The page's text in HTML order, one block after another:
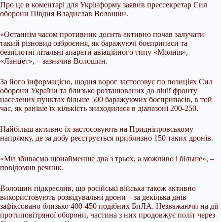
Про це в коментарі для Укрінформу заявив прессекретар Сил
оборони Півдня Владислав Волошин.
«Останнім часом противник досить активно почав залучати
такий різновид озброєння, як баражуючі боєприпаси та
безпілотні літальні апарати авіаційного типу «Молнія»,
«Ланцет», – зазначив Волошин.
За його інформацією, щодня ворог застосовує по позиціях Сил
оборони України та близько розташованих до лінії фронту
населених пунктах більше 500 баражуючих боєприпасів, в той
час, як раніше їх кількість знаходилася в діапазоні 200-250.
Найбільш активно їх застосовують на Придніпровському
напрямку, де за добу реєструється приблизно 150 таких дронів.
«Ми збиваємо щонайменше два з трьох, а можливо і більше», –
повідомив речник.
Волошин підкреслив, що російські війська також активно
використовують розвідувальні дрони – за декілька днів
зафіксовано близько 400-450 подібних БпЛА. Незважаючи на дії
протиповітряної оборони, частина з них продовжує політ через